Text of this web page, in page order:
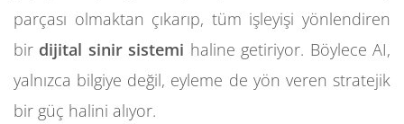
parçası olmaktan çıkarıp, tüm işleyişi yönlendiren
bir dijital sinir sistemi haline getiriyor. Böylece AI,
yalnızca bilgiye değil, eyleme de yön veren stratejik
bir güç halini alıyor.